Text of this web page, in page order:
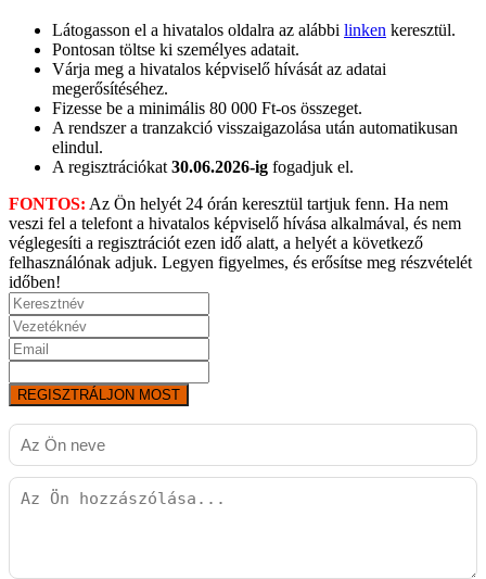
Látogasson el a hivatalos oldalra az alábbi linken keresztül.
Pontosan töltse ki személyes adatait.
Várja meg a hivatalos képviselő hívását az adatai
megerősítéséhez.
Fizesse be a minimális 80 000 Ft-os összeget.
A rendszer a tranzakció visszaigazolása után automatikusan
elindul.
A regisztrációkat 30.06.2026-ig fogadjuk el.
FONTOS: Az Ön helyét 24 órán keresztül tartjuk fenn. Ha nem
veszi fel a telefont a hivatalos képviselő hívása alkalmával, és nem
véglegesíti a regisztrációt ezen idő alatt, a helyét a következő
felhasználónak adjuk. Legyen figyelmes, és erősítse meg részvételét
időben!
REGISZTRÁLJON MOST